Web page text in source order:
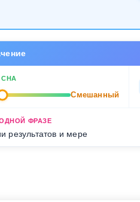
Смешанный
ФРАЗЕ
результатов и мере